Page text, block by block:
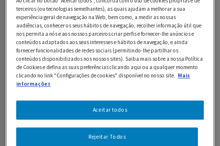
1 chavena de chá de nozes partidas
200 ml de Natas LONGA VIDA
1 c. de sopa de chocolate em pó
200 g de Chocolate Preto 70% NESTLÉ Sobremesas
4 c. de sopa de farinha
8 ovos
terceiros (ou tecnologias semelhantes), as quais ajudam a melhorar a sua
experiência geral de navegação na Web, bem como, a medir as nossas
audiências, conhecer os seus hábitos de navegação, recolher informação útil que
nos permita a nós e aos nossos parceiros criar perfis e fornecer-lhe anúncios e
conteúdos adaptados aos seus interesses e hábitos de navegação, e ainda
fornecer funcionalidades de redes sociais (permitindo-lhe partilhar os
conteúdos disponibilizados nos nossos sites). Saiba mais sobre a nossa Política
de Cookies e defina as suas preferências clicando aqui ou a qualquer momento
clicando no link "Configurações de cookies" disponível no nosso site. Mais
informações
Rejeitar Todos
Aceitar todos